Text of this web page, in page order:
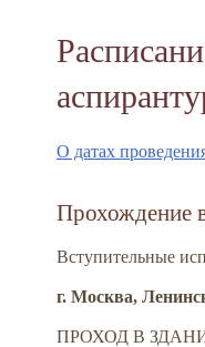
О датах
Прохождение
Вступительные
г. Москва,
ПРОХОД В